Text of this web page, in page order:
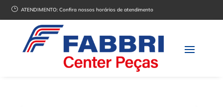
} ATENDIMENTO:Confira nossos horários de atendimento